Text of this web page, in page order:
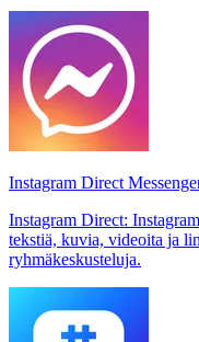
Instagram Direct
Instagram Direct:
tekstiä, kuvia, videoita ja
ryhmäkeskusteluja.